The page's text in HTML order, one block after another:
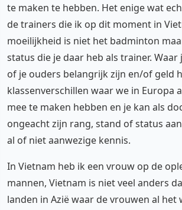
te maken te hebben. Het enige wat
de trainers die ik op dit moment in
moeilijkheid is niet het badminton
status die je daar heb als trainer.
of je ouders belangrijk zijn en/of geld
klassenverschillen waar we in Europa
mee te maken hebben en je kan als
ongeacht zijn rang, stand of status
al of niet aanwezige kennis.
In Vietnam heb ik een vrouw op de
mannen, Vietnam is niet veel anders
landen in Azië waar de vrouwen al het